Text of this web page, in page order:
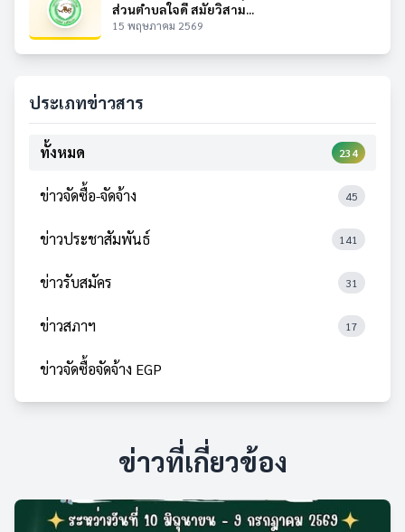
ส่วนตำบลใจดี สมัยวิสาม...
15 พฤษภาคม 2569
ประเภทข่าวสาร
ทั้งหมด 234
ข่าวจัดซื้อ-จัดจ้าง 45
ข่าวประชาสัมพันธ์ 141
ข่าวรับสมัคร 31
ข่าวสภาฯ 17
ข่าวจัดซื้อจัดจ้าง EGP
ข่าวที่เกี่ยวข้อง